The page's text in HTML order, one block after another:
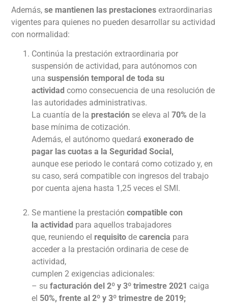
Además,se mantienen las prestacionesextraordinarias
vigentes para quienes no pueden desarrollar su actividad
con normalidad:
Continúa la prestación extraordinaria por
suspensión de actividad, para autónomos con
unasuspensión temporal de toda su
actividadcomo consecuencia de una resolución de
las autoridades administrativas.
La cuantía de la prestación se eleva al70% de la
base mínima de cotización.
Además, el autónomo quedaráexonerado de
pagar las cuotas a la Seguridad Social,
aunque ese periodo le contará como cotizado y, en
su caso, será compatible con ingresos del trabajo
por cuenta ajena hasta 1,25 veces el SMI.
Se mantiene la prestación compatible con
la actividad para aquellos trabajadores
que, reuniendo el requisitodecarencia para
acceder a la prestación ordinaria de cese de
actividad,
cumplen 2 exigencias adicionales:
– sufacturación del 2º y 3º trimestre 2021 caiga
el 50%, frente al 2º y 3º trimestre de 2019;